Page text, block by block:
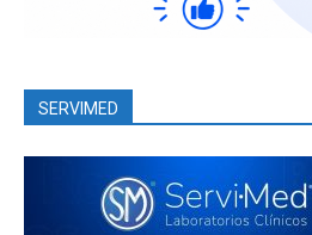
SERVIMED